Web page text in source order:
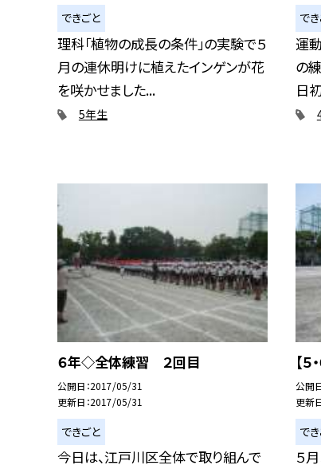
できごと
理科「植物の成長の条件」の実験で５
月の連休明けに植えたインゲンが花
を咲かせました...
5年生
で
運
の
日
６年◇全体練習 ２回目
公開日 2017/05/31
更新日 2017/05/31
できごと
今日は、江戸川区全体で取り組んで
【
公開
更新
で
５